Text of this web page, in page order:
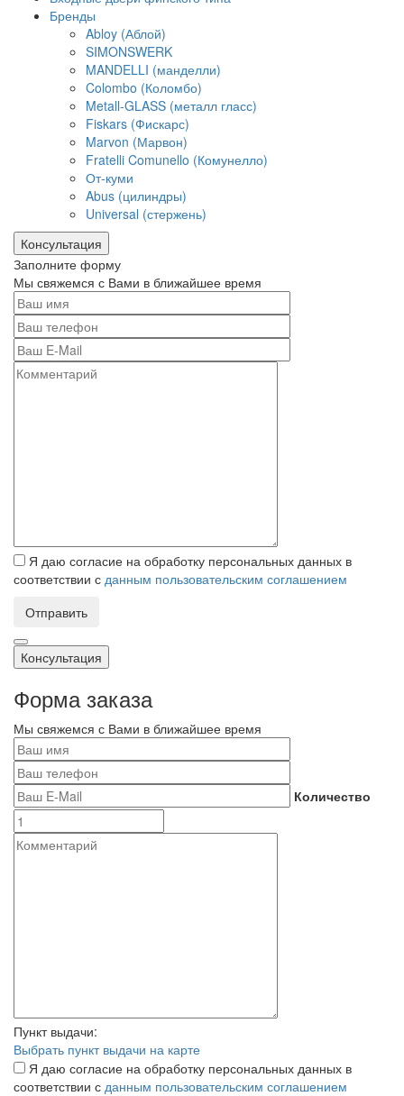
Бренды
Abloy (Аблой)
SIMONSWERK
MANDELLI (манделли)
Colombo (Коломбо)
Metall-GLASS (металл гласс)
Fiskars (Фискарс)
Marvon (Марвон)
Fratelli Comunello (Комунелло)
От-куми
Abus (цилиндры)
Universal (стержень)
Консультация
Заполните форму
Мы свяжемся с Вами в ближайшее время
Я даю согласие на обработку персональных данных в
соответствии с данным пользовательским соглашением
Отправить
Консультация
Форма заказа
Мы свяжемся с Вами в ближайшее время
Количество
Пункт выдачи:
Выбрать пункт выдачи на карте
Я даю согласие на обработку персональных данных в
соответствии с данным пользовательским соглашением